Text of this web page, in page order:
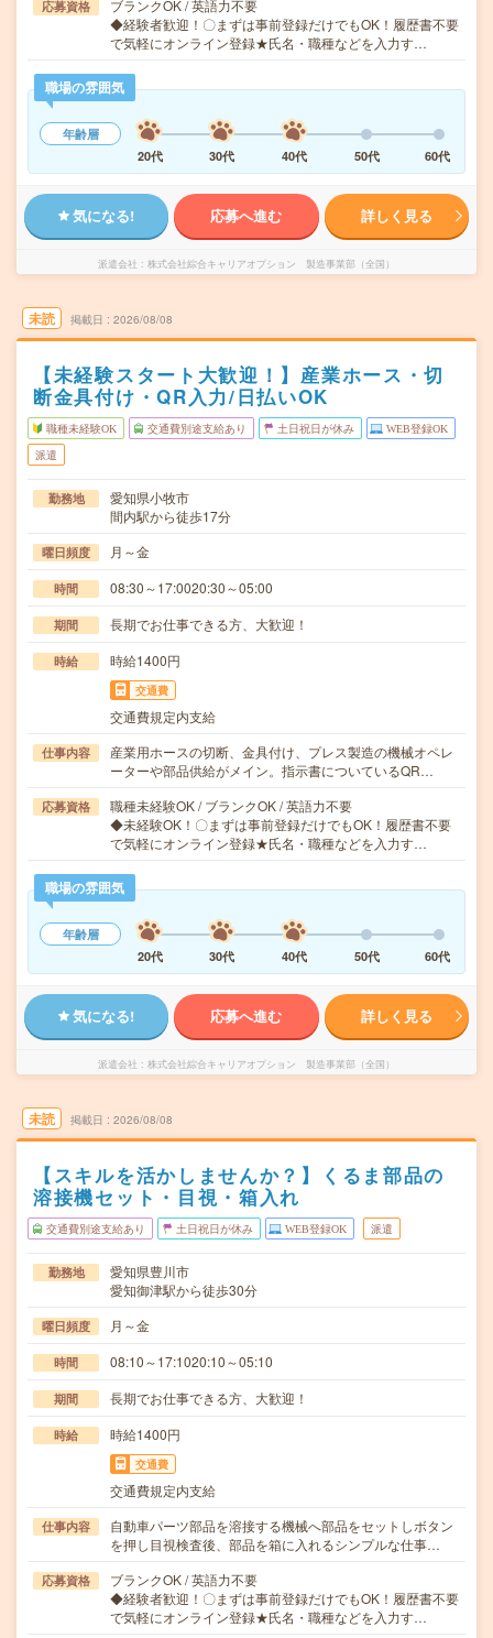
応募資格
ブランクOK / 英語力不要
◆経験者歓迎！〇まずは事前登録だけでもOK！履歴書不要
で気軽にオンライン登録★氏名・職種などを入力す…
職場の雰囲気
年齢層
20代
30代 40代 50代 60代
気になる! 応募へ進む 詳しく見る
派遣会社 株式会社綜合キャリアオプション 製造事業部（全国）
未読 掲載日 2026/08/08
【未経験スタート大歓迎！】産業ホース・切
断金具付け・QR入力/日払いOK
職種未経験OK 交通費別途支給あり 土日祝日が休み WEB登録OK
派遣
勤務地
愛知県小牧市
間内駅から徒歩17分
曜日頻度 月～金
時間 08:30～17:0020:30～05:00
期間 長期でお仕事できる方、大歓迎！
時給 時給1400円
交通費
交通費規定内支給
仕事内容
産業用ホースの切断、金具付け、プレス製造の機械オペレ
ーターや部品供給がメイン。指示書についているQR…
応募資格
職種未経験OK / ブランクOK / 英語力不要
◆未経験OK！〇まずは事前登録だけでもOK！履歴書不要
で気軽にオンライン登録★氏名・職種などを入力す…
職場の雰囲気
年齢層
20代
30代 40代 50代 60代
気になる! 応募へ進む 詳しく見る
派遣会社 株式会社綜合キャリアオプション 製造事業部（全国）
未読 掲載日 2026/08/08
【スキルを活かしませんか？】くるま部品の
溶接機セット・目視・箱入れ
交通費別途支給あり 土日祝日が休み WEB登録OK 派遣
勤務地
愛知県豊川市
愛知御津駅から徒歩30分
曜日頻度 月～金
時間 08:10～17:1020:10～05:10
期間 長期でお仕事できる方、大歓迎！
時給 時給1400円
交通費
交通費規定内支給
仕事内容
自動車パーツ部品を溶接する機械へ部品をセットしボタン
を押し目視検査後、部品を箱に入れるシンプルな仕事…
応募資格
ブランクOK / 英語力不要
◆経験者歓迎！〇まずは事前登録だけでもOK！履歴書不要
で気軽にオンライン登録★氏名・職種などを入力す…